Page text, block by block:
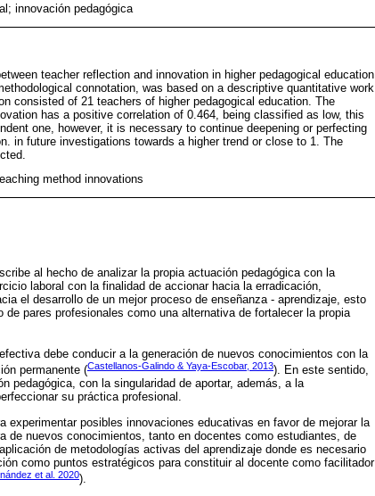
innovación pedagógica
teacher reflection and innovation in higher pedagogical education
connotation, was based on a descriptive quantitative work
consisted of 21 teachers of higher pedagogical education. The
has a positive correlation of 0.464, being classified as low, this
one, however, it is necessary to continue deepening or perfecting
in future investigations towards a higher trend or close to 1. The
method innovations
al hecho de analizar la propia actuación pedagógica con la
laboral con la finalidad de accionar hacia la erradicación,
el desarrollo de un mejor proceso de enseñanza - aprendizaje, esto
pares profesionales como una alternativa de fortalecer la propia
debe conducir a la generación de nuevos conocimientos con la
permanente (Castellanos-Galindo & Yaya-Escobar, 2013). En este sentido,
pedagógica, con la singularidad de aportar, además, a la
su práctica profesional.
posibles innovaciones educativas en favor de mejorar la
de nuevos conocimientos, tanto en docentes como estudiantes, de
de metodologías activas del aprendizaje donde es necesario
como puntos estratégicos para constituir al docente como facilitador
et al. 2020).